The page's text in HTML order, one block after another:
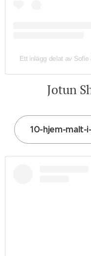
Ett inlägg delat av
Jotun
10-hjem-malt-